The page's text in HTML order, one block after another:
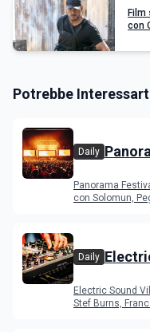
Film
con
Potrebbe
Daily
Panorama
con Solomun,
Daily
Electric Sound
Stef Burns,